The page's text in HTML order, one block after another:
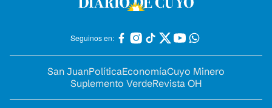
Seguinos en:
San JuanPolíticaEconomíaCuyo Minero
Suplemento VerdeRevista OH